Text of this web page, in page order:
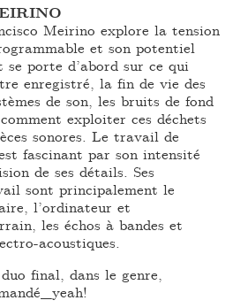
Meirino explore la tension
et son potentiel
se porte d’abord sur ce qui
enregistré, la fin de vie des
de son, les bruits de fond
exploiter ces déchets
sonores. Le travail de
fascinant par son intensité
de ses détails. Ses
sont principalement le
l’ordinateur et
les échos à bandes et
acoustiques.
final, dans le genre,